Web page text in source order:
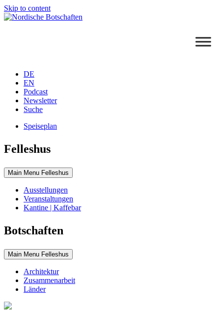
Skip to content
DE
EN
Podcast
Newsletter
Suche
Speiseplan
Felleshus
Main Menu Felleshus
Ausstellungen
Veranstaltungen
Kantine | Kaffebar
Botschaften
Main Menu Felleshus
Architektur
Zusammenarbeit
Länder